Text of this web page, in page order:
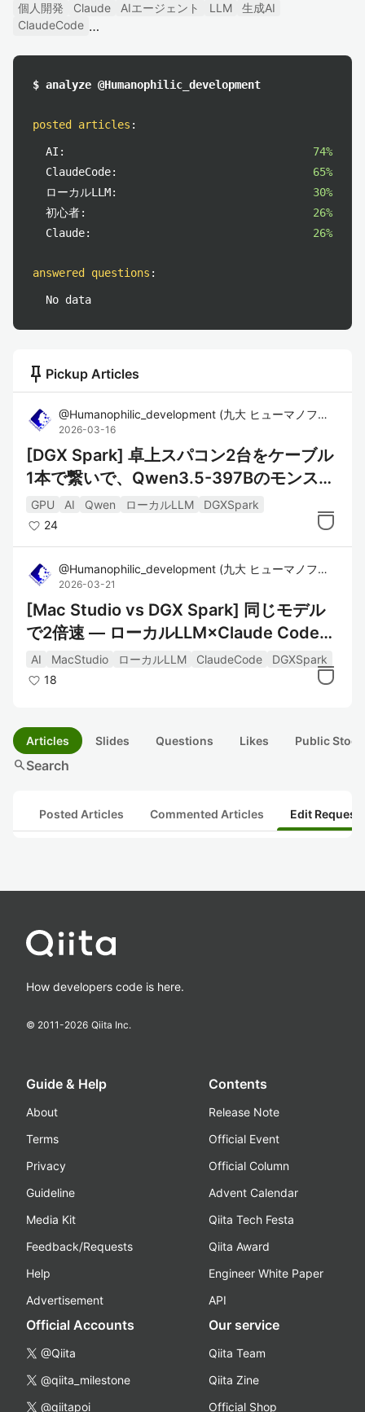
個人開発
Claude AIエージェント LLM
生成AI
ClaudeCode
$ analyze @Humanophilic_development
posted articles :
AI:
74%
ClaudeCode:
65%
ローカルLLM:
30%
初心者:
26%
Claude:
26%
answered questions :
No data
push_pin Pickup Articles
@Humanophilic_development (九大 ヒューマノフィリック 開発部
2026-03-16
[DGX Spark] 卓上スパコン2台をケーブル
1本で繋いで、Qwen3.5-397Bのモンスタ
ーモデルを動かしてみた
GPU AI Qwen ローカルLLM
DGXSpark
24
@Humanophilic_development (九大 ヒューマノフィリック 開発部
2026-03-21
[Mac Studio vs DGX Spark] 同じモデル
で2倍速 — ローカルLLM×Claude Codeの
最適化で見えた本当のボトルネック
AI MacStudio ローカルLLM ClaudeCode
DGXSpark
18
Articles Slides Questions Likes Public
searchSearch
Posted Articles Commented Articles Edit
How developers code is here.
© 2011-2026 Qiita Inc.
Guide & Help
About
Terms
Privacy
Guideline
Media Kit
Feedback/Requests
Help
Advertisement
Contents
Release Note
Official Event
Official Column
Advent Calendar
Qiita Tech Festa
Qiita Award
Engineer White Paper
API
Official Accounts
@Qiita
@qiita_milestone
@qiitapoi
Our service
Qiita Team
Qiita Zine
Official Shop